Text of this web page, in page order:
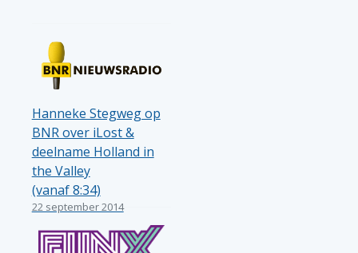
Hanneke Stegweg op
BNR over iLost &
deelname Holland in
the Valley
(vanaf 8:34)
22 september 2014